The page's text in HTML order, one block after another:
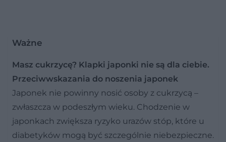
Ważne
Masz cukrzycę? Klapki japonki nie są dla ciebie.
Przeciwwskazania do noszenia japonek
Japonek nie powinny nosić osoby z cukrzycą –
zwłaszcza w podeszłym wieku. Chodzenie w
japonkach zwiększa ryzyko urazów stóp, które u
diabetyków mogą być szczególnie niebezpieczne.